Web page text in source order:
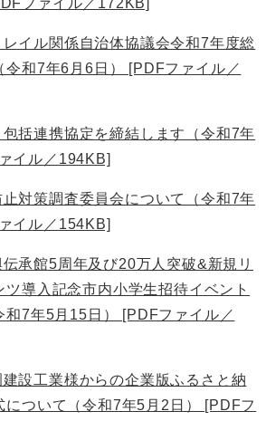
ファイル／172KB]
イル関係自治体協議会令和7年度総
令和7年6月6日） [PDFファイル／
括連携協定を締結します（令和7年
イル／194KB]
対策調査委員会について（令和7年
イル／154KB]
承館5周年及び20万人突破&新規リ
導入記念市内小学生招待イベント
和7年5月15日） [PDFファイル／
設工業様からの企業版ふるさと納
について（令和7年5月2日） [PDFフ